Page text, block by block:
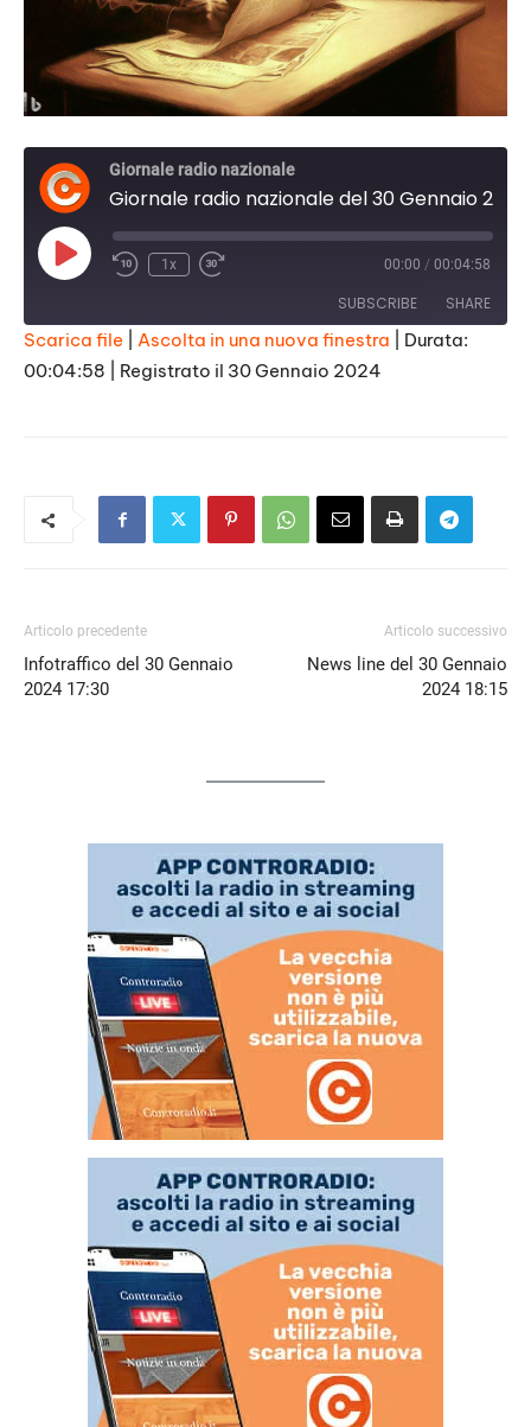
Giornale radio nazionale
Play
Episode
1x 00:00 / 00:04:58
SUBSCRIBE SHARE
SHARE
Scarica file Ascolta in una nuova finestra
Durata:
00:04:58
Registrato il 30 Gennaio 2024
Articolo precedente
Infotraffico del 30 Gennaio
2024 17:30
Articolo successivo
News line del 30 Gennaio
2024 18:15